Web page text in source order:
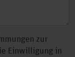
zur
Einwilligung in